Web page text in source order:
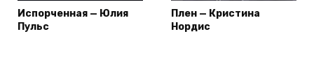
Испорченная — Юлия
Пульс
Плен — Кристина
Нордис